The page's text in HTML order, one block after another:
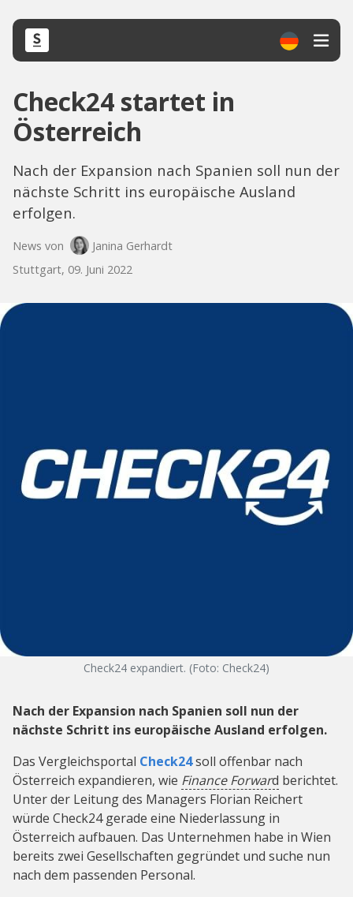
Check24 startet in
Österreich
Nach der Expansion nach Spanien soll nun der
nächste Schritt ins europäische Ausland
erfolgen.
News von
Janina Gerhardt
Stuttgart, 09. Juni 2022
Check24 expandiert. (Foto: Check24)
Nach der Expansion nach Spanien soll nun der
nächste Schritt ins europäische Ausland erfolgen.
Das Vergleichsportal Check24soll offenbar nach
Österreich expandieren, wie Finance Forward berichtet.
Unter der Leitung des Managers Florian Reichert
würde Check24 gerade eine Niederlassung in
Österreich aufbauen. Das Unternehmen habe in Wien
bereits zwei Gesellschaften gegründet und suche nun
nach dem passenden Personal.